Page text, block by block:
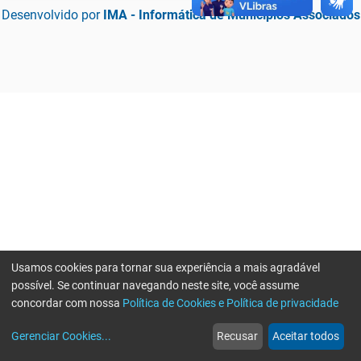
Desenvolvido por IMA - Informática de Municípios Associados
web
Notícias
more_horiz
Mais
Usamos cookies para tornar sua experiência a mais agradável
possível. Se continuar navegando neste site, você assume
concordar com nossa Política de Cookies e Política de privacidade
Gerenciar Cookies... Recusar Aceitar todos
Erro ao enviar informações, por favor tente novamente